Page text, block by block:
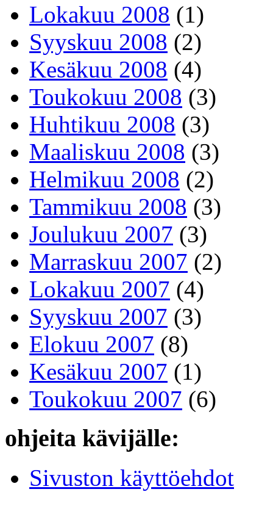
Lokakuu 2008 (1)
Syyskuu 2008 (2)
Kesäkuu 2008 (4)
Toukokuu 2008 (3)
Huhtikuu 2008 (3)
Maaliskuu 2008 (3)
Helmikuu 2008 (2)
Tammikuu 2008 (3)
Joulukuu 2007 (3)
Marraskuu 2007 (2)
Lokakuu 2007 (4)
Syyskuu 2007 (3)
Elokuu 2007 (8)
Kesäkuu 2007 (1)
Toukokuu 2007 (6)
ohjeita kävijälle:
Sivuston käyttöehdot